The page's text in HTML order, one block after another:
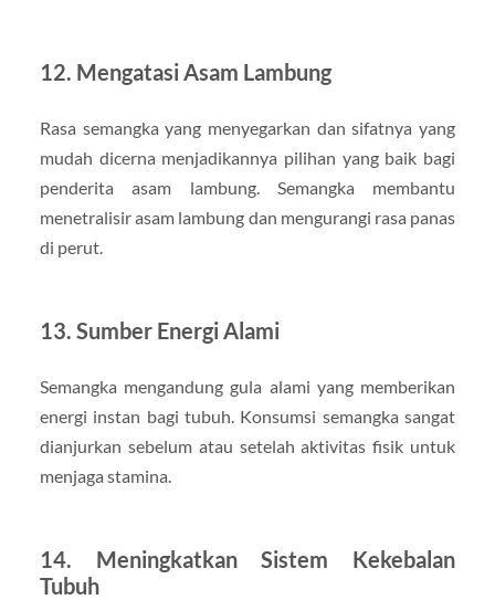
12. Mengatasi Asam Lambung
Rasa semangka yang menyegarkan dan sifatnya yang
mudah dicerna menjadikannya pilihan yang baik bagi
penderita asam lambung. Semangka membantu
menetralisir asam lambung dan mengurangi rasa panas
di perut.
13. Sumber Energi Alami
Semangka mengandung gula alami yang memberikan
energi instan bagi tubuh. Konsumsi semangka sangat
dianjurkan sebelum atau setelah aktivitas fisik untuk
menjaga stamina.
14. Meningkatkan Sistem Kekebalan
Tubuh